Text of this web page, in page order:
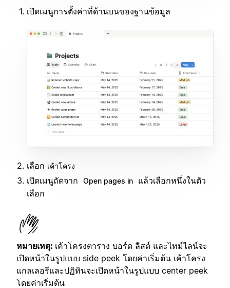
เปิดเมนูการตั้งค่าที่ด้านบนของฐานข้อมูล
เลือก เค้าโครง
เปิดเมนูถัดจาก Open pages in
แล้วเลือกหนึ่งในตัว
เลือก
หมายเหตุ: เค้าโครงตาราง บอร์ด ลิสต์ และไทม์ไลน์จะ
เปิดหน้าในรูปแบบ side peek โดยค่าเริ่มต้น เค้าโครง
แกลเลอรีและปฏิทินจะเปิดหน้าในรูปแบบ center peek
โดยค่าเริ่มต้น